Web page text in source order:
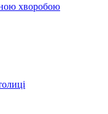
хворобою